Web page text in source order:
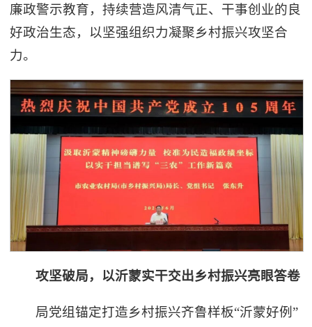
廉政警示教育，持续营造风清气正、干事创业的良
好政治生态，以坚强组织力凝聚乡村振兴攻坚合
力。
攻坚破局，以沂蒙实干交出乡村振兴亮眼答卷
局党组锚定打造乡村振兴齐鲁样板“沂蒙好例”